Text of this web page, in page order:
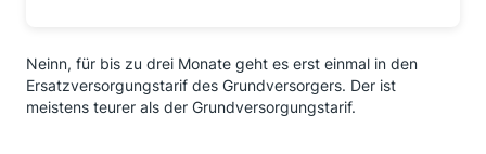
Neinn, für bis zu drei Monate geht es erst einmal in den
Ersatzversorgungstarif des Grundversorgers. Der ist
meistens teurer als der Grundversorgungstarif.